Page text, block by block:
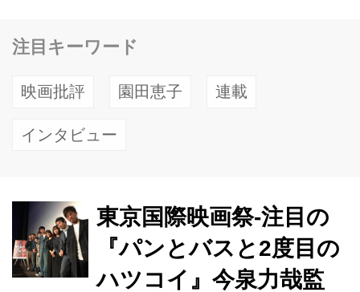
災者支援ライブを行うなど復興に尽力
だ主演映画『生きる街』は、宮城県石
から５年以上の時を経て、その地を去
て生きています。そんな人々と街の姿
を残すべく、スタッフ、キャストが...
注目キーワード
映画批評 園田恵子 連載
インタビュー
東京国際映画祭-注目の
『パンとバスと2度目の
ハツコイ』今泉力哉監